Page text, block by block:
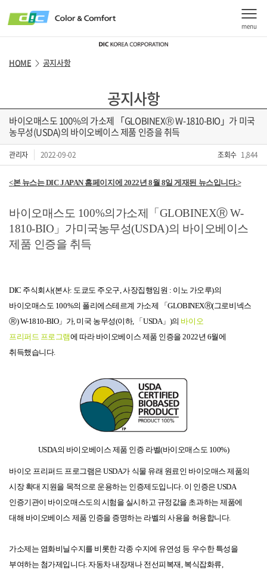
menu
HOME > 공지사항
공지사항
바이오매스도 100%의 가소제 「GLOBINEXⓇ W-1810-BIO」가 미국
농무성(USDA)의 바이오베이스 제품 인증을 취득
관리자 2022-09-02 조회수 1,844
<본 뉴스는DIC JAPAN 홈페이지에 2022년 8월 8일 게재된 뉴스입니다.>
바이오매스도 100%의 가소제 「 GLOBINEXⓇ W-
1810-BIO 」가미국농무성(USDA)의 바이오베이스
제품 인증을 취득
DIC 주식회사(본사: 도쿄도 주오구,사장집행임원 : 이노 가오루)의
바이오매스도 100%의 폴리에스테르계 가소제 「GLOBINEXⓇ(그로비넥스
Ⓡ) W-1810-BIO」가, 미국 농무성(이하, 「USDA」 )의 바이오
프리퍼드 프로그램에 따라 바이오베이스 제품 인증을 2022년 6월에
취득했습니다.
USDA의 바이오베이스 제품 인증 라벨(바이오매스도 100%)
바이오 프리퍼드 프로그램은 USDA가 식물 유래 원료인 바이오매스제품의
시장 확대 지원을 목적으로 운용하는 인증제도입니다. 이 인증은 USDA
인증기관이 바이오매스도의 시험을 실시하고 규정 값을 초과하는제품에
대해 바이오베이스 제품 인증을 증명하는 라벨의사용을 허용합니다.
가소제는 염화비닐 수지를 비롯한 각종 수지에 유연성 등 우수한 특성을
부여하는 첨가제입니다.자동차내장재나 전선피복재, 복식잡화류,